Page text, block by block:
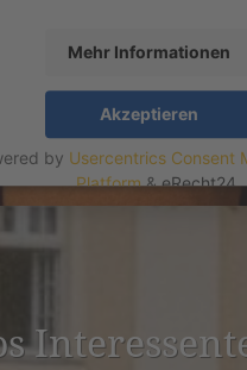
Mehr Informationen
Akzeptieren
by Usercentrics Consent
Platform&eRecht24